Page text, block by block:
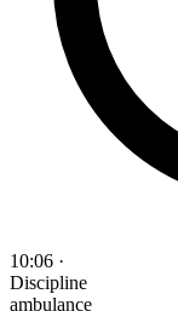
10:06 ·
Discipline
ambulance